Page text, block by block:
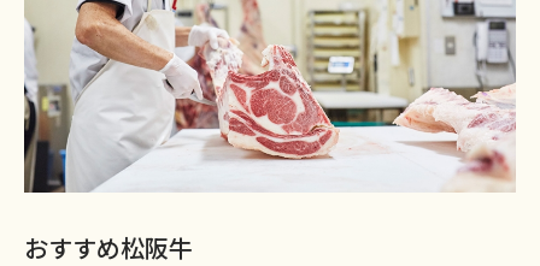
おすすめ松阪牛